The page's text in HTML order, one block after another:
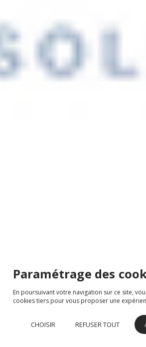
Paramétrage des
En poursuivant votre navigation sur ce site,
cookies tiers pour vous proposer une
CHOISIR REFUSER TOUT